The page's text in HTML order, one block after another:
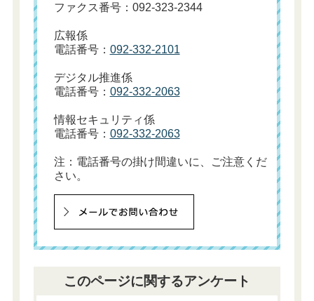
ファクス番号：092-323-2344
広報係
電話番号： 092-332-2101
デジタル推進係
電話番号： 092-332-2063
情報セキュリティ係
電話番号： 092-332-2063
注：電話番号の掛け間違いに、ご注意くだ
さい。
このページに関するアンケート